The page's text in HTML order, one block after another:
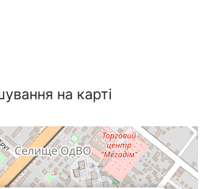
на карті